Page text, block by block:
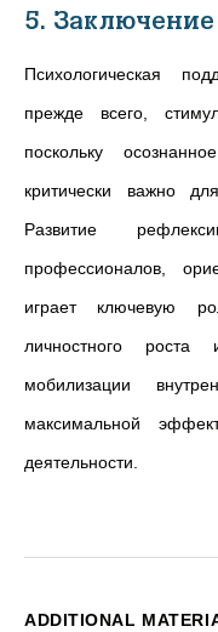
5. Заключение
Психологическая
прежде всего,
поскольку
критически важно
Развитие
профессионалов,
играет ключевую
личностного
мобилизации
максимальной
деятельности.
ADDITIONAL